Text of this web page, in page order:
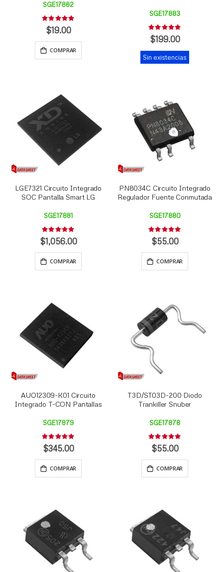
SGE17882
Rating:
0%
$19.00
COMPRAR
SGE17883
Rating:
0%
$199.00
Sin existencias
LGE7321 Circuito Integrado
SOC Pantalla Smart LG
SGE17881
Rating:
0%
$1,056.00
COMPRAR
PN8034C Circuito Integrado
Regulador Fuente Conmutada
SGE17880
Rating:
0%
$55.00
COMPRAR
AUO12309-K01 Circuito
Integrado T-CON Pantallas
SGE17879
Rating:
0%
$345.00
COMPRAR
T3D/ST03D-200 Diodo
Trankiller Snuber
SGE17878
Rating:
0%
$55.00
COMPRAR